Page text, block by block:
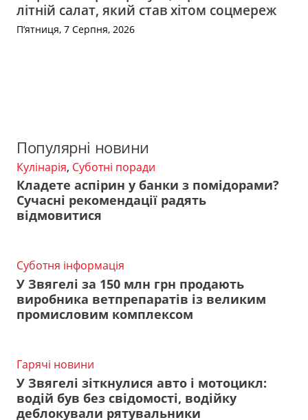
літній салат, який став хітом соцмереж
П’ятниця, 7 Серпня, 2026
Популярні новини
Кулінарія, Суботні поради
Кладете аспірин у банки з помідорами?
Сучасні рекомендації радять
відмовитися
Суботня інформація
У Звягелі за 150 млн грн продають
виробника ветпрепаратів із великим
промисловим комплексом
Гарячі новини
У Звягелі зіткнулися авто і мотоцикл:
водій був без свідомості, водійку
деблокували рятувальники